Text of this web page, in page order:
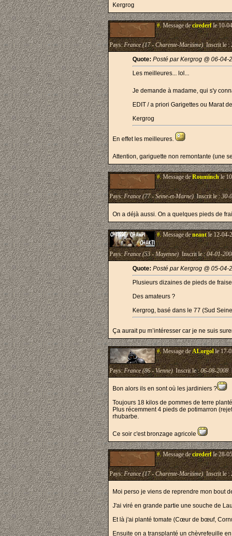
Kergrog
#.Message decirederfle 10-
Pays:France (17 - Charente-Maritime)Inscrit le :
Quote: Posté par Kergrog @ 06-04-
Les meilleures... lol...
Je demande à madame, qui s'y
EDIT / a priori Garigettes ou Marat
Kergrog
En effet les meilleures.
Attention, gariguette non remontante (une
#.Message deRouminchle
Pays:France (77 - Seine-et-Marne)Inscrit le :30-
On a déjà aussi. On a quelques pieds de
#.Message deneantle 12-04-
Pays:France (53 - Mayenne)Inscrit le :04-01-
Quote: Posté par Kergrog @ 05-04-
Plusieurs dizaines de pieds de
Des amateurs ?
Kergrog, basé dans le 77 (Sud
Ça aurait pu m’intéresser car je ne suis
#.Message deALorgolle 17-
Pays:France (86 - Vienne)Inscrit le :06-08-2008
Bon alors ils en sont où les jardiniers ?
Toujours 18 kilos de pommes de terre
Plus récemment 4 pieds de potimarron
rhubarbe.
Ce soir c'est bronzage agricole
#.Message decirederfle 28-
Pays:France (17 - Charente-Maritime)Inscrit le :
Moi perso je viens de reprendre mon bout
J'ai viré en grande partie une souche de
Et là j'ai planté tomate (Cœur de bœuf,
Ensuite on a transplanté un chèvrefeuille